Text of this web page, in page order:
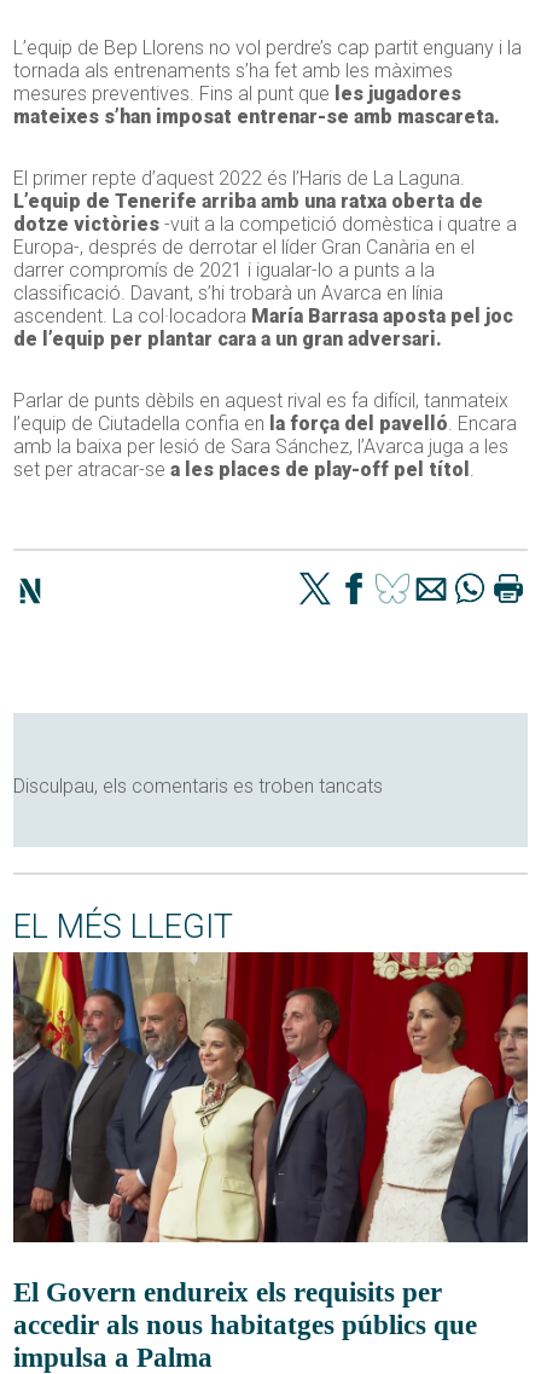
L’equip de Bep Llorens no vol perdre’s cap partit enguany i la
tornada als entrenaments s’ha fet amb les màximes
mesures preventives. Fins al punt que les jugadores
mateixes s’han imposat entrenar-se amb mascareta.
El primer repte d’aquest 2022 és l’Haris de La Laguna.
L’equip de Tenerife arriba amb una ratxa oberta de
dotze victòries -vuit a la competició domèstica i quatre a
Europa-, després de derrotar el líder Gran Canària en el
darrer compromís de 2021 i igualar-lo a punts a la
classificació. Davant, s’hi trobarà un Avarca en línia
ascendent. La col·locadora María Barrasa aposta pel joc
de l’equip per plantar cara a un gran adversari.
Parlar de punts dèbils en aquest rival es fa difícil, tanmateix
l’equip de Ciutadella confia en la força del pavelló. Encara
amb la baixa per lesió de Sara Sánchez, l’Avarca juga a les
set per atracar-se a les places de play-off pel títol .
Disculpau, els comentaris es troben tancats
EL MÉS LLEGIT
El Govern endureix els requisits per
accedir als nous habitatges públics que
impulsa a Palma